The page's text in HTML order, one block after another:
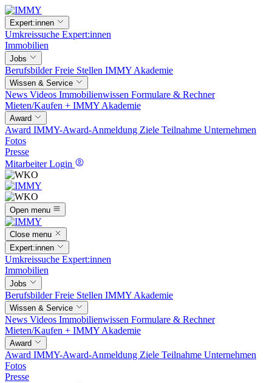
Expert:innen
Umkreissuche Expert:innen
Immobilien
Jobs
BerufsbilderFreie Stellen IMMY Akademie
Wissen & Service
News Videos Immobilienwissen Formulare & Rechner
Mieten/Kaufen + IMMY Akademie
Award
Award IMMY-Award-Anmeldung Ziele Teilnahme Unternehmen
Fotos
Presse
Mitarbeiter Login
Open menu
Close menu
Expert:innen
Umkreissuche Expert:innen
Immobilien
Jobs
BerufsbilderFreie Stellen IMMY Akademie
Wissen & Service
News Videos Immobilienwissen Formulare & Rechner
Mieten/Kaufen + IMMY Akademie
Award
Award IMMY-Award-Anmeldung Ziele Teilnahme Unternehmen
Fotos
Presse